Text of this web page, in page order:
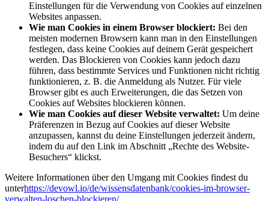
Einstellungen für die Verwendung von Cookies auf einzelnen
Websites anpassen.
Wie man Cookies in einem Browser blockiert: Bei den
meisten modernen Browsern kann man in den Einstellungen
festlegen, dass keine Cookies auf deinem Gerät gespeichert
werden. Das Blockieren von Cookies kann jedoch dazu
führen, dass bestimmte Services und Funktionen nicht richtig
funktionieren, z. B. die Anmeldung als Nutzer. Für viele
Browser gibt es auch Erweiterungen, die das Setzen von
Cookies auf Websites blockieren können.
Wie man Cookies auf dieser Website verwaltet: Um deine
Präferenzen in Bezug auf Cookies auf dieser Website
anzupassen, kannst du deine Einstellungen jederzeit ändern,
indem du auf den Link im Abschnitt „Rechte des Website-
Besuchers“ klickst.
Weitere Informationen über den Umgang mit Cookies findest du
unterhttps://devowl.io/de/wissensdatenbank/cookies-im-browser-
verwalten-loschen-blockieren/.